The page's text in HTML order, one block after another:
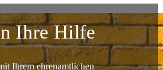
Ihre Hilfe
Ihrem ehrenamtlichen